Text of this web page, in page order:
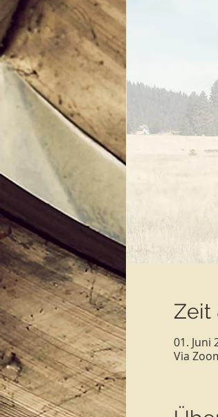
Zeit
01. Juni
Via